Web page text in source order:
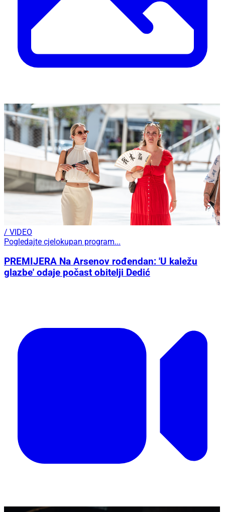
/ VIDEO
Pogledajte cjelokupan program...
PREMIJERA Na Arsenov rođendan: 'U kaležu
glazbe' odaje počast obitelji Dedić